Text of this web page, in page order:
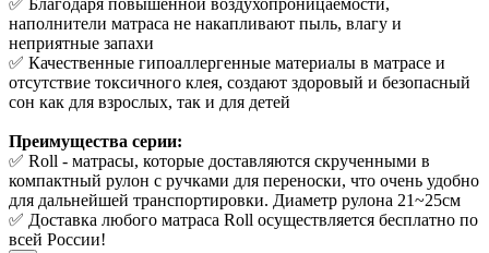
наполнители матраса не накапливают пыль, влагу и
неприятные запахи
✅ Качественные гипоаллергенные материалы в матрасе и
отсутствие токсичного клея, создают здоровый и безопасный
сон как для взрослых, так и для детей
Преимущества серии:
✅ Roll - матрасы, которые доставляются скрученными в
компактный рулон с ручками для переноски, что очень удобно
для дальнейшей транспортировки. Диаметр рулона 21~25см
✅ Доставка любого матраса Roll осуществляется бесплатно по
всей России!